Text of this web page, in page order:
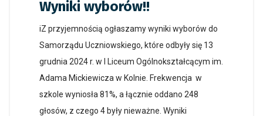
Wyniki wyborów!!
iZ przyjemnością ogłaszamy wyniki wyborów do
Samorządu Uczniowskiego, które odbyły się 13
grudnia 2024 r. w I Liceum Ogólnokształcącym im.
Adama Mickiewicza w Kolnie. Frekwencja w
szkole wyniosła 81%, a łącznie oddano 248
głosów, z czego 4 były nieważne. Wyniki